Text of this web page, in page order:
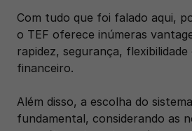
Com tudo que foi falado aqui,
o TEF oferece inúmeras
rapidez, segurança,
financeiro.
Além disso, a escolha do
fundamental, considerando as